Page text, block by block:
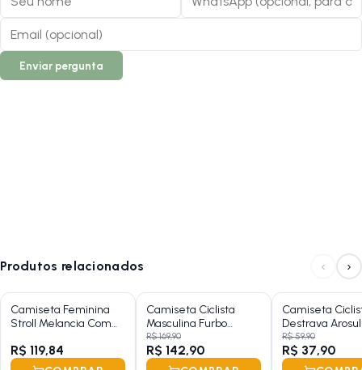
Enviar pergunta
Produtos relacionados ‹ ›
Camiseta Feminina
Stroll Melancia Com
R$ 119,84
Camiseta Ciclista
Masculina Furbo
Marmo
R$ 169,90
R$ 142,90
Camiseta
Destrava
Dry
R$ 59,90
R$ 37,90